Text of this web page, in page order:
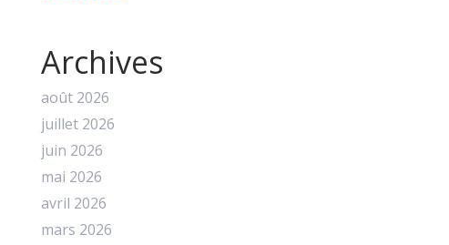
Archives
août 2026
juillet 2026
juin 2026
mai 2026
avril 2026
mars 2026